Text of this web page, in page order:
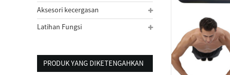
Aksesori kecergasan
Latihan Fungsi
PRODUK YANG DIKETENGAHKAN